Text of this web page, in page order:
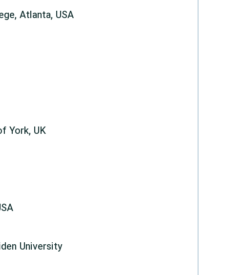
Atlanta, USA
York, UK
University